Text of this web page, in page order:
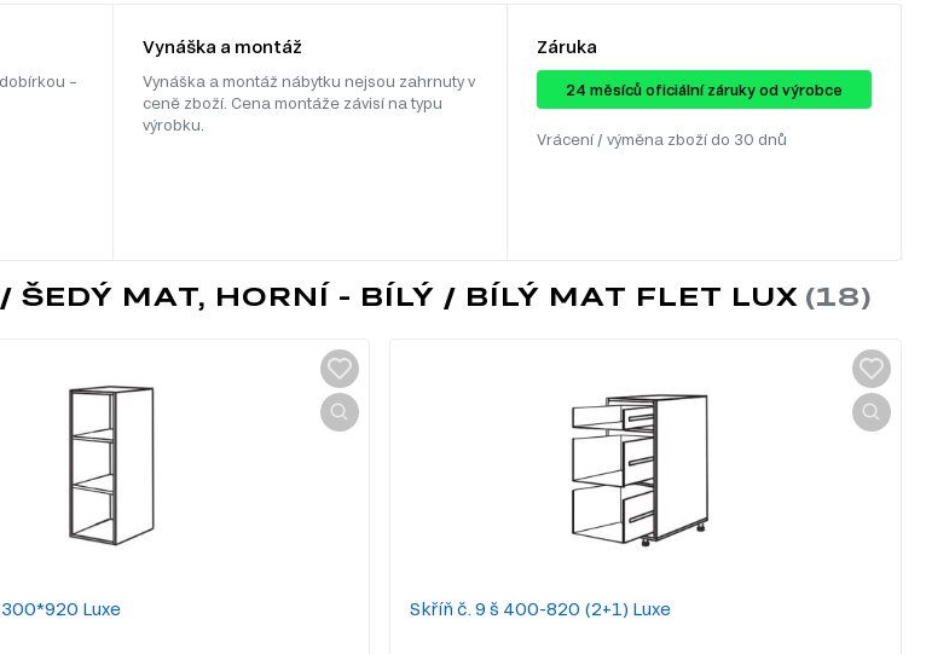
–
Vynáška a montáž
Vynáška a montáž nábytku nejsou zahrnuty v
ceně zboží. Cena montáže závisí na typu
výrobku.
Záruka
24 ​​​​měsíců oficiální záruky od výrobce
Vrácení / výměna zboží do 30 dnů
MAT, HORNÍ - BÍLÝ / BÍLÝ MAT FLET LUX
Luxe Skříň č. 9 š 400-820 (2+1) Luxe